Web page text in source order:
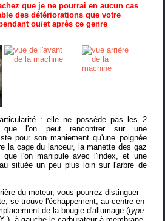
que je ne pourrai en aucun cas
des détériorations que votre
ou/et après ce genre
: elle ne possède pas les 2
que l'on peut rencontrer sur une
pour son maniement qu'une poignée
la cage du lanceur, la manette des gaz
l'on manipule avec l'index, et une
située un peu plus loin sur l'arbre de
du moteur, vous pourrez distinguer
se trouve l'échappement, au centre en
de la bougie d'allumage (type